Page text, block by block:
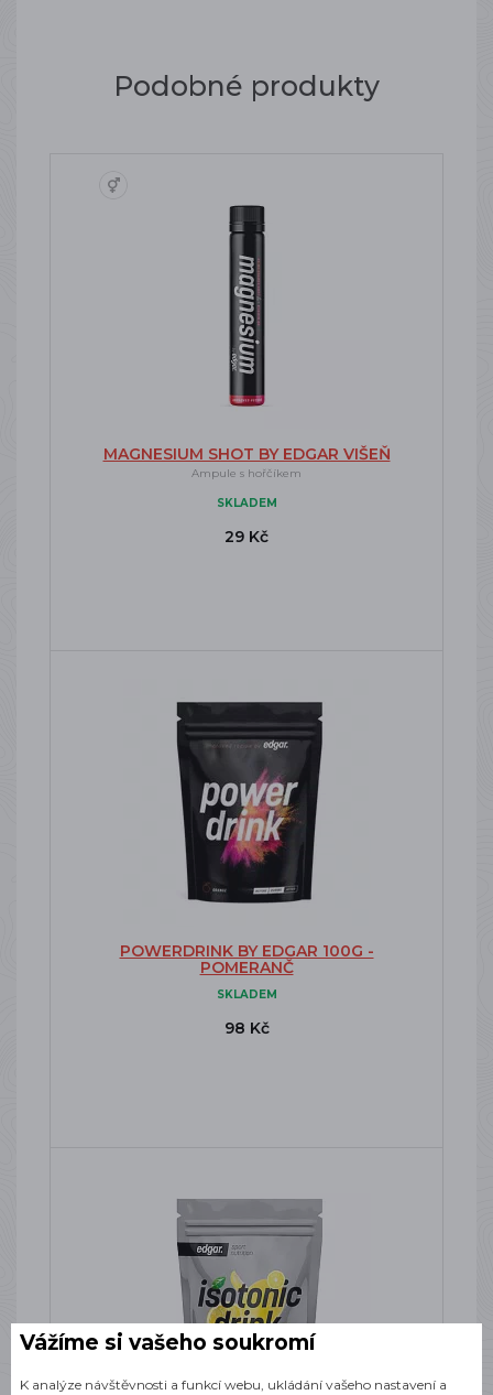
Podobné produkty
MAGNESIUM SHOT BY EDGAR VIŠEŇ
Ampule s hořčíkem
SKLADEM
29 Kč
POWERDRINK BY EDGAR 100G -
POMERANČ
SKLADEM
98 Kč
Vážíme si vašeho soukromí
K analýze návštěvnosti a funkcí webu, ukládání vašeho nastavení a